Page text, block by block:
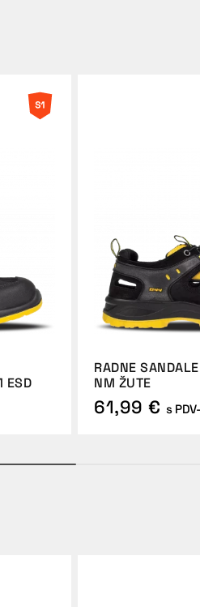
ESD
RADNE
NM ŽUTE
61,99 € s